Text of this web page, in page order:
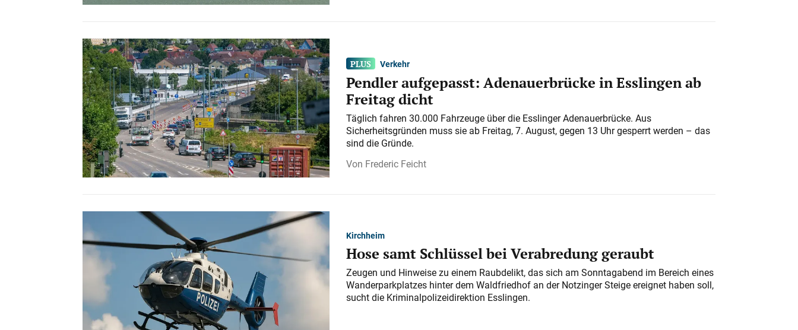
Verkehr
Pendler aufgepasst: Adenauerbrücke in Esslingen ab
Freitag dicht
Täglich fahren 30.000 Fahrzeuge über die Esslinger Adenauerbrücke. Aus
Sicherheitsgründen muss sie ab Freitag, 7. August, gegen 13 Uhr gesperrt werden – das
sind die Gründe.
Frederic Feicht
Kirchheim
Hose samt Schlüssel bei Verabredung geraubt
Zeugen und Hinweise zu einem Raubdelikt, das sich am Sonntagabend im Bereich eines
Wanderparkplatzes hinter dem Waldfriedhof an der Notzinger Steige ereignet haben soll,
sucht die Kriminalpolizeidirektion Esslingen.